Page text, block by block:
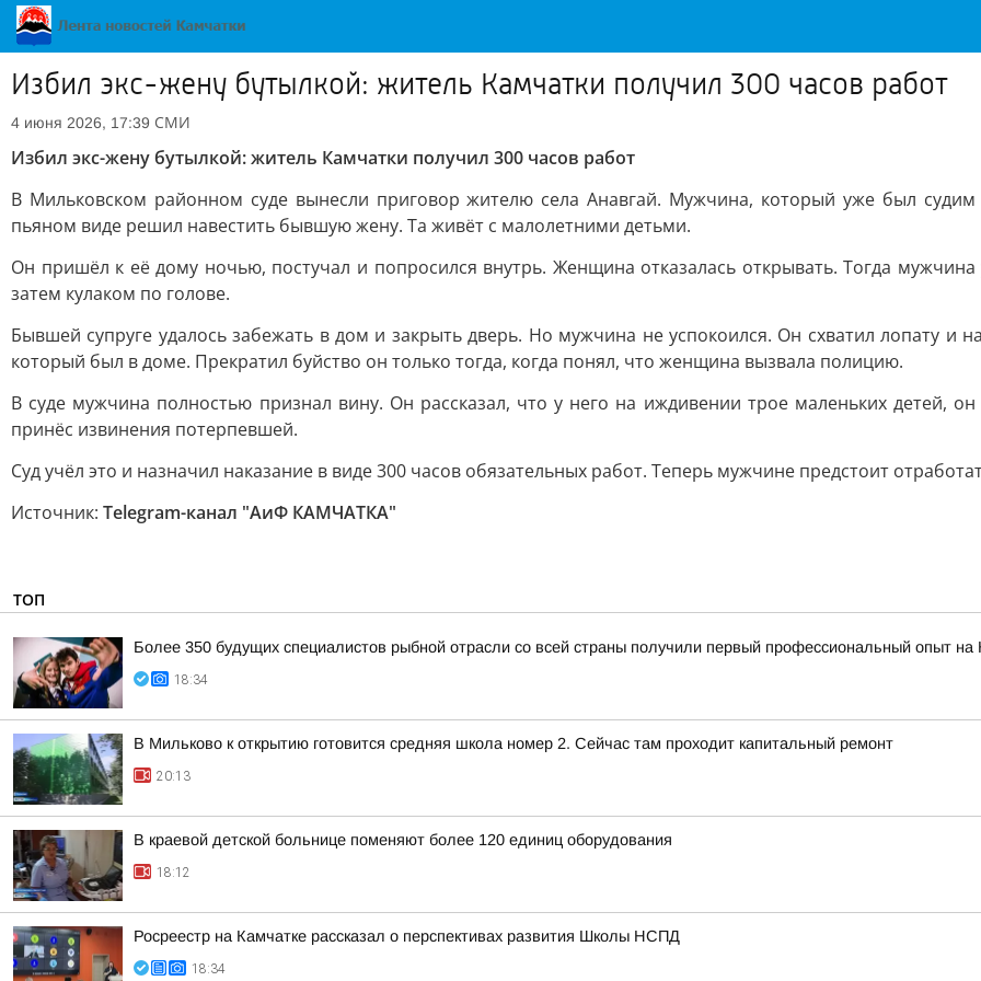
Избил экс-жену бутылкой: житель Камчатки получил 300 часов работ
4 июня 2026, 17:39 СМИ
Избил экс-жену бутылкой: житель Камчатки получил 300 часов работ
В Мильковском районном суде вынесли приговор жителю села Анавгай. Мужчина, который уже был судим
пьяном виде решил навестить бывшую жену. Та живёт с малолетними детьми.
Он пришёл к её дому ночью, постучал и попросился внутрь. Женщина отказалась открывать. Тогда мужчина
затем кулаком по голове.
Бывшей супруге удалось забежать в дом и закрыть дверь. Но мужчина не успокоился. Он схватил лопату и
который был в доме. Прекратил буйство он только тогда, когда понял, что женщина вызвала полицию.
В суде мужчина полностью признал вину. Он рассказал, что у него на иждивении трое маленьких детей,
принёс извинения потерпевшей.
Суд учёл это и назначил наказание в виде 300 часов обязательных работ. Теперь мужчине предстоит
Источник: Telegram-канал "АиФ КАМЧАТКА"
ТОП
Более 350 будущих специалистов рыбной отрасли со всей страны получили первый профессиональный опыт на
18:34
В Мильково к открытию готовится средняя школа номер 2. Сейчас там проходит капитальный ремонт
20:13
В краевой детской больнице поменяют более 120 единиц оборудования
18:12
Росреестр на Камчатке рассказал о перспективах развития Школы НСПД
18:34